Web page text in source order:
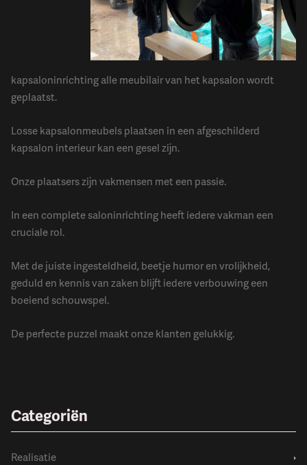
kapsaloninrichting alle meubilair van het kapsalon wordt
geplaatst.
Losse kapsalonmeubels plaatsen in een afgeschilderd
kapsalon interieur kan een gesel zijn.
Onze plaatsers zijn vakmensen met een passie.
In een complete saloninrichting heeft iedere vakman een
cruciale rol.
Met de juiste ingesteldheid, beetje humor en vrolijkheid,
geduld en kennis van zaken blijft iedere verbouwing een
boeiend schouwspel.
De perfecte puzzel maakt onze klanten gelukkig.
Categoriën
Realisatie
›